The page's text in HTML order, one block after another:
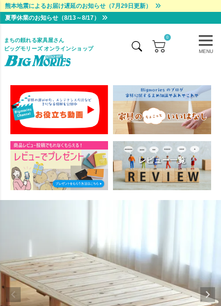
熊本地震によるお届け遅延のお知らせ（7月29日更新）
夏季休業のお知らせ（8/13～8/17）
MENU
まちの頼れる家具屋さん
ビッグモリーズ オンラインショップ
0
レビュー一覧